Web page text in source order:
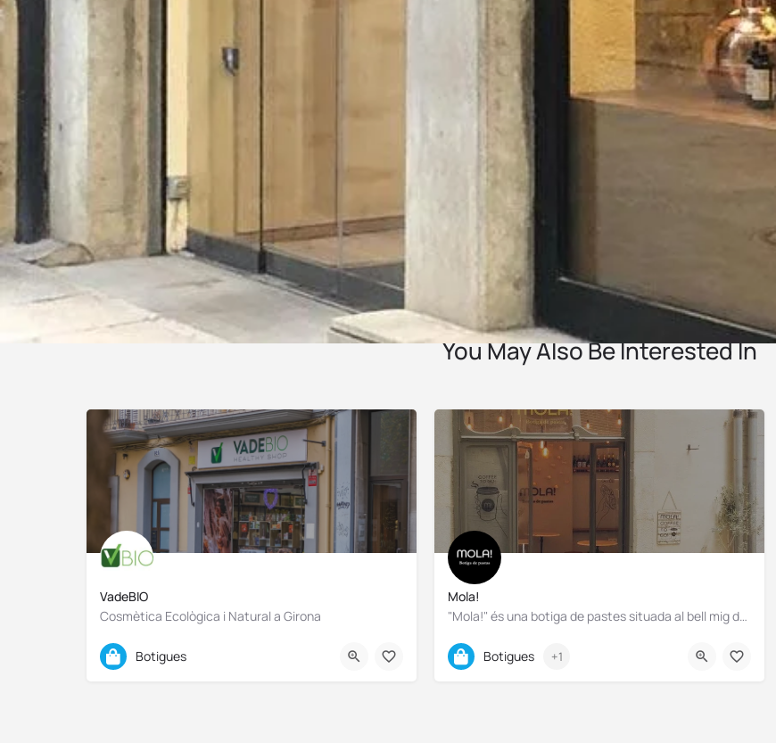
de 9.00h a 14.00h.
També fan encàrrecs per WhatsApp: 665 755 414.
Categories
Botigues
Opció vegetariana
Xarxes socials
Facebook
You May Also Be Interested In
VadeBIO
Cosmètica Ecològica i Natural a Girona
691 067 007
Botigues
Mola!
"Mola!" és una botiga de pastes situada al bell mig del Barri Vell. Destaca, no només per la seva qualitat…
Fixe: 972 97 29 60 / Whatsapp: 722 87 80 73
Botigues +1